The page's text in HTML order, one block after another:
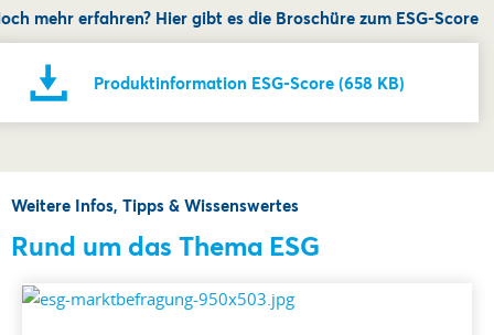
mehr erfahren? Hier gibt es die Broschüre zum ESG-Score
Produktinformation ESG-Score (658 KB)
Weitere Infos, Tipps & Wissenswertes
Rund um das Thema ESG